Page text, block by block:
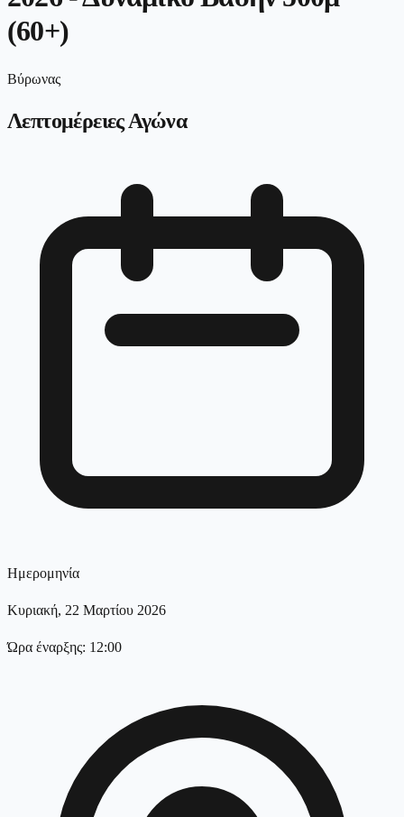
(60+)
Βύρωνας
Λεπτομέρειες Αγώνα
Ημερομηνία
Κυριακή, 22 Μαρτίου 2026
Ώρα έναρξης: 12:00